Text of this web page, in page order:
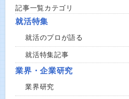
記事一覧カテゴリ
就活特集
就活のプロが語る
就活特集記事
業界・企業研究
業界研究